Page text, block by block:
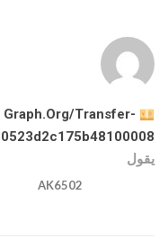
Graph.org/Transfer-
يقول
AK6502